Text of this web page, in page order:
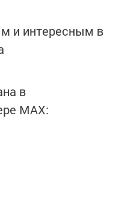
и интересным в
в
MАХ: